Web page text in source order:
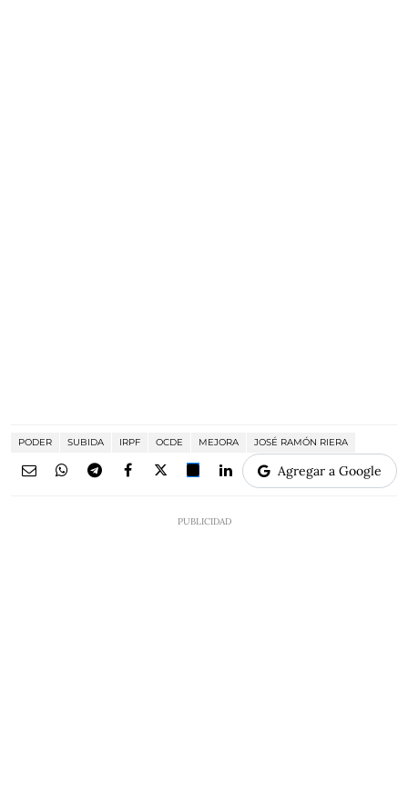
PODER SUBIDA IRPF OCDE MEJORA JOSÉ RAMÓN RIERA
Agregar a Google